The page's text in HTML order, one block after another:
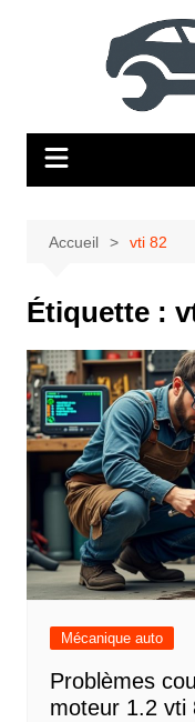
Accueil vti 82
Étiquette :
Mécanique auto
Problèmes
moteur 1.2 vti